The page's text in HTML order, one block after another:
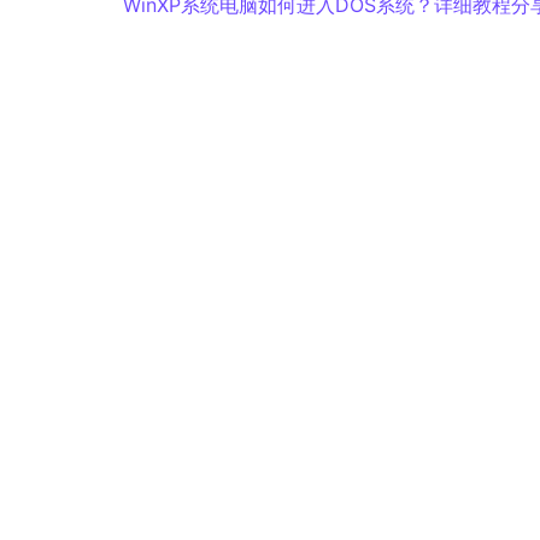
WinXP系统电脑如何进入DOS系统？详细教程分